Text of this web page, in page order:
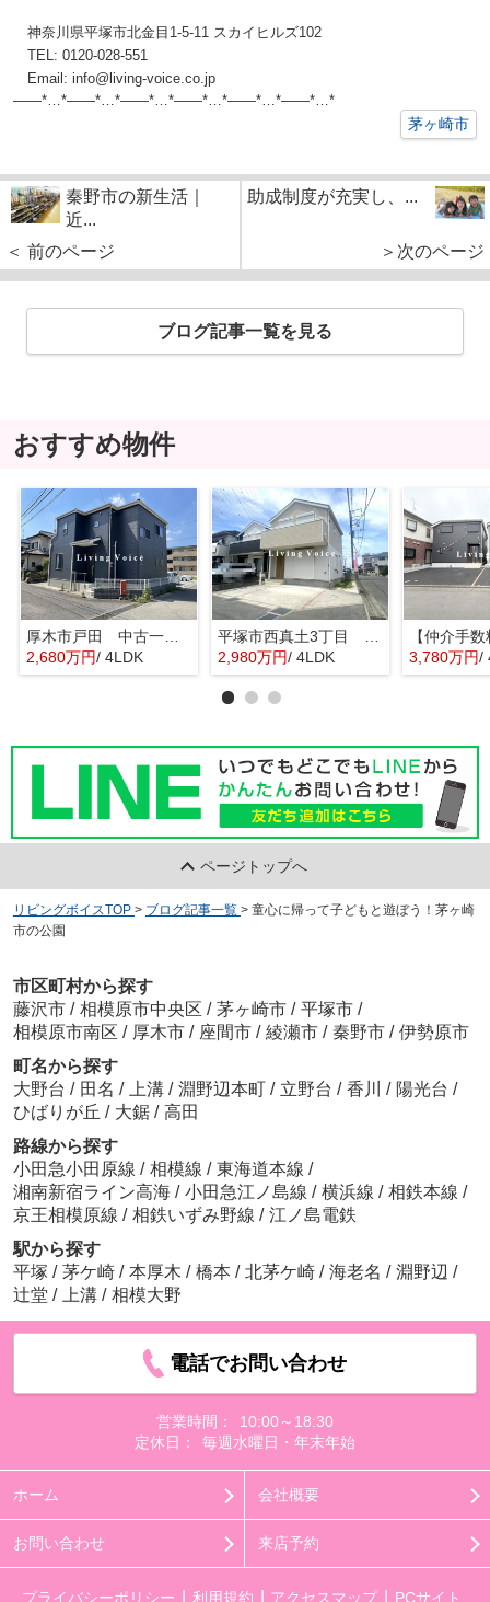
神奈川県平塚市北金目1-5-11 スカイヒルズ102
TEL: 0120-028-551
Email: info@living-voice.co.jp
——*…*——*…*——*…*——*…*——*…*——*…*
茅ヶ崎市
秦野市の新生活｜
近...
＜ 前のページ
助成制度が充実し、...
＞次のページ
ブログ記事一覧を見る
おすすめ物件
厚木市戸田 中古一戸建て
2,680万円/ 4LDK
平塚市西真土3丁目 中古一戸建て
2,980万円/ 4LDK 3,780万円/
ページトップへ
リビングボイスTOP > ブログ記事一覧 > 童心に帰って子どもと遊ぼう！茅ヶ崎
市の公園
市区町村から探す
藤沢市 / 相模原市中央区 / 茅ヶ崎市 / 平塚市 /
相模原市南区 / 厚木市 / 座間市 / 綾瀬市 / 秦野市 / 伊勢原市
町名から探す
大野台 / 田名 / 上溝 / 淵野辺本町 / 立野台 / 香川 / 陽光台 /
ひばりが丘 / 大鋸 / 高田
路線から探す
小田急小田原線 / 相模線 / 東海道本線 /
湘南新宿ライン高海 / 小田急江ノ島線 / 横浜線 / 相鉄本線 /
京王相模原線 / 相鉄いずみ野線 / 江ノ島電鉄
駅から探す
平塚 / 茅ケ崎 / 本厚木 / 橋本 / 北茅ケ崎 / 海老名 / 淵野辺 /
辻堂 / 上溝 / 相模大野
電話でお問い合わせ
営業時間：
10:00～18:30
定休日：
毎週水曜日・年末年始
ホーム 会社概要
お問い合わせ 来店予約
プライバシーポリシー 利用規約 アクセスマップ PCサイト